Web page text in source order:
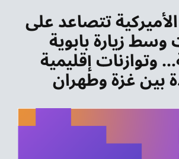
Navigation
بودكاست
رياضة
تتصاعد على
وسط زيارة بابوية
وتوازنات إقليمية
بين غزة وطهران